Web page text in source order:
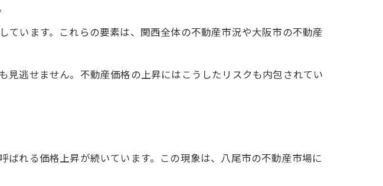
市の資産価値変動
の市場予測
崩壊の教訓とは
尾市の対応策
市のリスク管理術
市に与える影響
います。これらの要素は、関西全体の不動産市況や大阪市の不動産
逃せません。不動産価格の上昇にはこうしたリスクも内包されてい
れる価格上昇が続いています。この現象は、八尾市の不動産市場に